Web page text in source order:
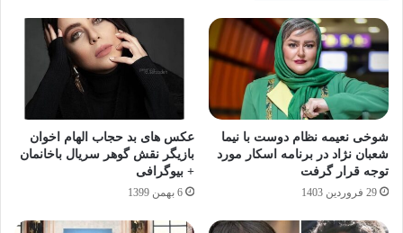
شوخی نعیمه نظام دوست با نیما
شعبان‌ نژاد در برنامه اسکار مورد
توجه قرار گرفت
29 فروردین 1403
عکس های بد حجاب الهام اخوان
بازیگر نقش گوهر سریال باخانمان
+ بیوگرافی
6 بهمن 1399